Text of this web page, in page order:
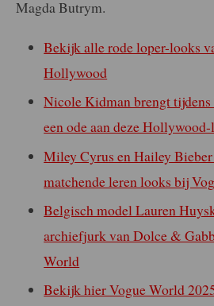
Magda Butrym.
Bekijk alle rode loper-looks
Hollywood
Nicole Kidman brengt
een ode aan deze
Miley Cyrus en Hailey
matchende leren looks bij
Belgisch model Lauren
archiefjurk van Dolce &
World
Bekijk hier Vogue World